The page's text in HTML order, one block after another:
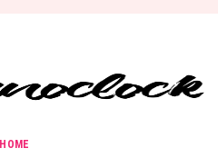
HOME